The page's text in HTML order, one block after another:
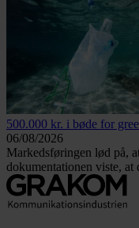
500.000 kr. i bøde for
06/08/2026
Markedsføringen lød på,
dokumentationen viste,